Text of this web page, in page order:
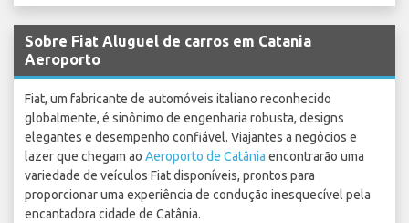
Sobre Fiat Aluguel de carros em Catania
Aeroporto
Fiat, um fabricante de automóveis italiano reconhecido
globalmente, é sinônimo de engenharia robusta, designs
elegantes e desempenho confiável. Viajantes a negócios e
lazer que chegam ao Aeroporto de Catânia encontrarão uma
variedade de veículos Fiat disponíveis, prontos para
proporcionar uma experiência de condução inesquecível pela
encantadora cidade de Catânia.